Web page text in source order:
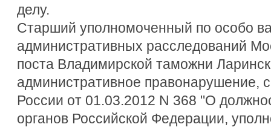
делу.
Старший уполномоченный по особо
административных расследований
поста Владимирской таможни
административное правонарушение,
России от 01.03.2012 N 368 "О
органов Российской Федерации,